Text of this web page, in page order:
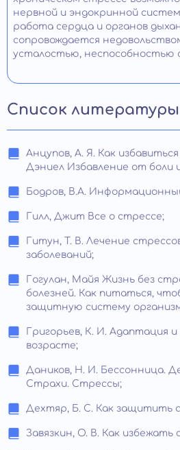
нервной и эндокринной
работа сердца и органов
сопровождается
усталостью, неспособностью
Список литературы
Анцупов, А. Я. Как
Дэниел Избавление от боли
Бодров, В.А.
Гилл, Джит Все о стрессе;
Гитун, Т. В. Лечение
заболеваний;
Гогулан, Майя Жизнь без
болезней. Как питаться,
защитную систему
Григорьев, К. И. Адаптация
возрасте;
Даников, Н. И. Бессонница.
Страхи. Стрессы;
Дехтяр, Б. С. Как защитить
Завязкин, О. В. Как избежать